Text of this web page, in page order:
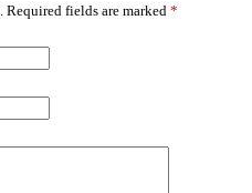
Required fields are marked *